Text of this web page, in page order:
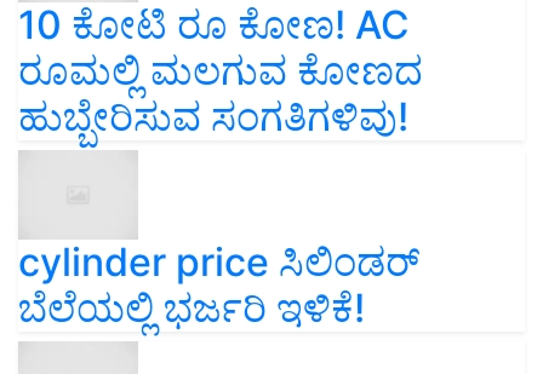
10 ಕೋಟಿ ರೂ ಕೋಣ! AC
ರೂಮಲ್ಲಿ ಮಲಗುವ ಕೋಣದ
ಹುಬ್ಬೇರಿಸುವ ಸಂಗತಿಗಳಿವು!
cylinder price ಸಿಲಿಂಡರ್‌
ಬೆಲೆಯಲ್ಲಿ ಭರ್ಜರಿ ಇಳಿಕೆ!